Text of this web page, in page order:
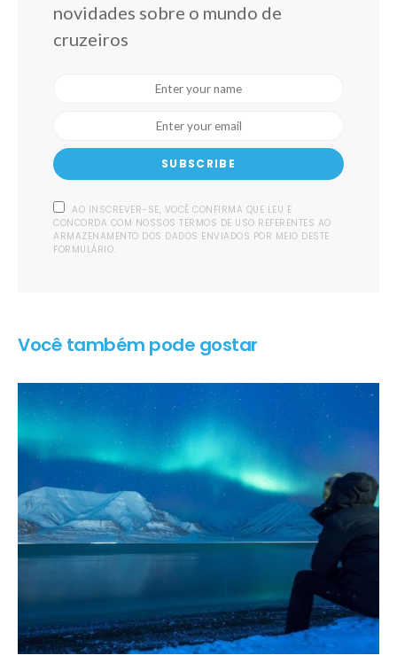
novidades sobre o mundo de
cruzeiros
SUBSCRIBE
AO INSCREVER-SE, VOCÊ CONFIRMA QUE LEU E
CONCORDA COM NOSSOS TERMOS DE USO REFERENTES AO
ARMAZENAMENTO DOS DADOS ENVIADOS POR MEIO DESTE
FORMULÁRIO.
Você também pode gostar